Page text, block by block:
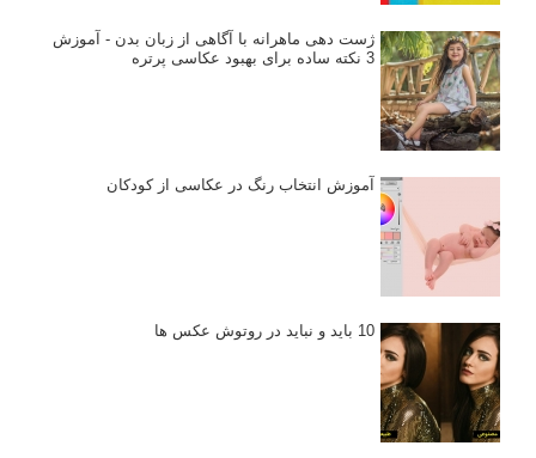
ژست دهی ماهرانه با آگاهی از زبان بدن - آموزش
3 نکته ساده برای بهبود عکاسی پرتره
آموزش انتخاب رنگ در عکاسی از کودکان
10 باید و نباید در روتوش عکس ها